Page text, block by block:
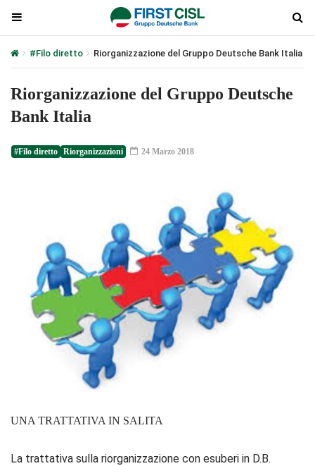
#Filo diretto Riorganizzazione del Gruppo Deutsche Bank Italia
Riorganizzazione del Gruppo Deutsche
Bank Italia
#Filo diretto Riorganizzazioni 24 Marzo 2018
UNA TRATTATIVA IN SALITA
La trattativa sulla riorganizzazione con esuberi in D.B.